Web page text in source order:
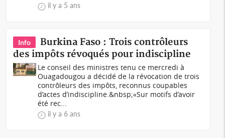
il y a 5 ans
Info
Burkina Faso : Trois contrôleurs
des impôts révoqués pour indiscipline
Le conseil des ministres tenu ce mercredi à
Ouagadougou a décidé de la révocation de trois
contrôleurs des impôts, reconnus coupables
d’actes d’indiscipline.&nbsp;«Sur motifs d’avoir
été rec...
il y a 6 ans